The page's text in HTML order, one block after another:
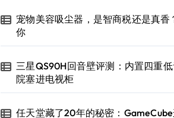
宠物美容吸尘器，是智商税还是真香
你
三星QS90H回音壁评测：内置四重
院塞进电视柜
任天堂藏了20年的秘密：